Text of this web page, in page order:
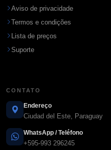
Aviso de privacidade
Termos e condições
Lista de preços
Suporte
CONTATO
Endereço
Ciudad del Este, Paraguay
WhatsApp / Teléfono
+595-993 296245